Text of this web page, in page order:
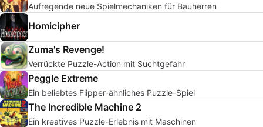
Aufregende neue Spielmechaniken für Bauherren
Homicipher
Zuma's Revenge!
Verrückte Puzzle-Action mit Suchtgefahr
Peggle Extreme
Ein beliebtes Flipper-ähnliches Puzzle-Spiel
The Incredible Machine 2
Ein kreatives Puzzle-Erlebnis mit Maschinen